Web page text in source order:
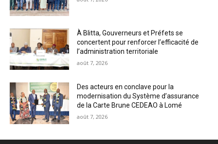
À Blitta, Gouverneurs et Préfets se
concertent pour renforcer l’efficacité de
l’administration territoriale
août 7, 2026
Des acteurs en conclave pour la
modernisation du Système d’assurance
de la Carte Brune CEDEAO à Lomé
août 7, 2026